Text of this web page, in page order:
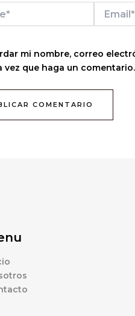
mi nombre, correo
vez que haga un comentario.